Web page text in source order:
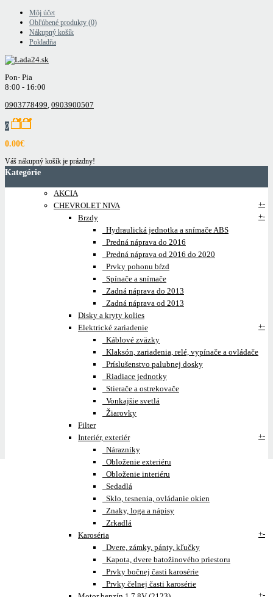
Môj účet
Obľúbené produkty (0)
Nákupný košík
Pokladňa
Pon- Pia
8:00 - 16:00
0903778499, 0903900507
0
0.00€
Váš nákupný košík je prázdny!
Kategórie
AKCIA
CHEVROLET NIVA
+-
Brzdy
+-
Hydraulická jednotka a snímače ABS
Predná náprava do 2016
Predná náprava od 2016 do 2020
Prvky pohonu bŕzd
Spínače a snímače
Zadná náprava do 2013
Zadná náprava od 2013
Disky a kryty kolies
Elektrické zariadenie
+-
Káblové zväzky
Klaksón, zariadenia, relé, vypínače a ovládače
Príslušenstvo palubnej dosky
Riadiace jednotky
Stierače a ostrekovače
Vonkajšie svetlá
Žiarovky
Filter
Interiér, exteriér
+-
Nárazníky
Obloženie exteriéru
Obloženie interiéru
Sedadlá
Sklo, tesnenia, ovládanie okien
Znaky, loga a nápisy
Zrkadlá
Karoséria
+-
Dvere, zámky, pánty, kľučky
Kapota, dvere batožinového priestoru
Prvky bočnej časti karosérie
Prvky čelnej časti karosérie
+-